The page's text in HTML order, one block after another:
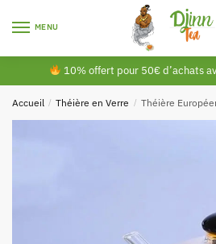
MENU
10% offert pour 50€ d’achats
Accueil / Théière en Verre / Théière